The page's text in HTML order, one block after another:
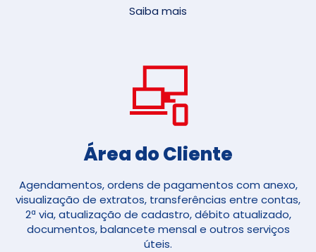
Saiba mais
Área do Cliente
Agendamentos, ordens de pagamentos com anexo,
visualização de extratos, transferências entre contas,
2ª via, atualização de cadastro, débito atualizado,
documentos, balancete mensal e outros serviços
úteis.